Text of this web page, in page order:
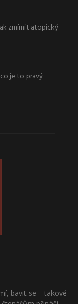
zmírnit atopický
je to pravý
bavit se – takové